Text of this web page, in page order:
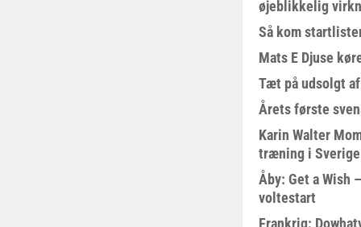
øjeblikkelig
Så kom
Mats E Djuse
Tæt på udsolgt
Årets første
Karin Walter
træning i Sverige
Åby: Get a Wish
voltestart
Frankrig: